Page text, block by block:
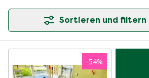
Sortieren und filtern
-54%